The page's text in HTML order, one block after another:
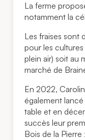
La ferme
notamment la
Les fraises sont
pour les
plein air) soit au
marché de
En 2022,
également
table et en
succès leur
Bois de la Pierre